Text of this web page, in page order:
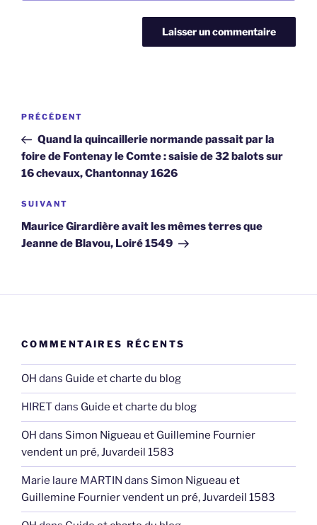
Navigation
l’article
Article
précédent
PRÉCÉDENT
Quand la quincaillerie normande passait par la
foire de Fontenay le Comte : saisie de 32 balots sur
16 chevaux, Chantonnay 1626
Article
suivant
SUIVANT
Maurice Girardière avait les mêmes terres que
Jeanne de Blavou, Loiré 1549
COMMENTAIRES RÉCENTS
OH dans Guide et charte du blog
HIRET dans Guide et charte du blog
OH dans Simon Nigueau et Guillemine Fournier
vendent un pré, Juvardeil 1583
Marie laure MARTIN dans Simon Nigueau et
Guillemine Fournier vendent un pré, Juvardeil 1583